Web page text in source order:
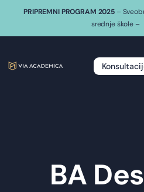
PRIPREMNI PROGRAM 2025 –
srednje škole –
BA